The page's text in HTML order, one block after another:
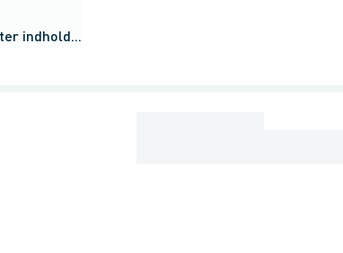
indhold...